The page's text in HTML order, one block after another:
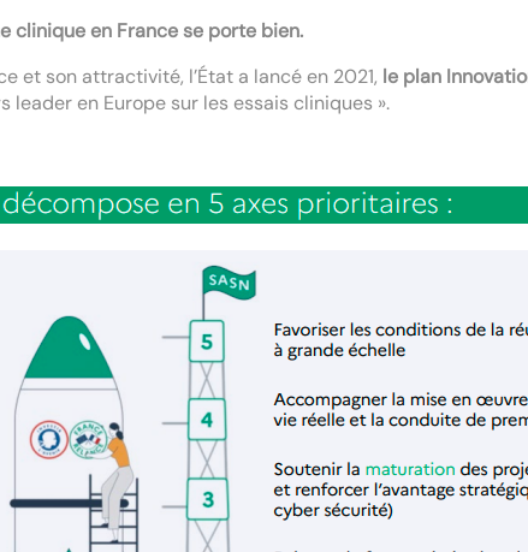
clinique en France se porte bien.
et son attractivité, l’État a lancé en 2021, le plan
leader en Europe sur les essais cliniques ».